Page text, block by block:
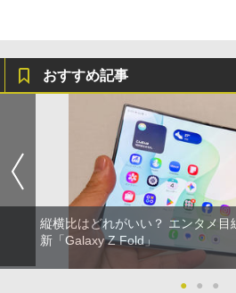
おすすめ記事
縦横比はどれがいい？ エンタメ目
新「Galaxy Z Fold」
● ● ●